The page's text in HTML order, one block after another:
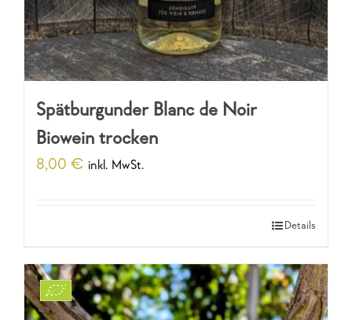
Spätburgunder Blanc de Noir
Biowein trocken
8,00 € inkl. MwSt.
Details